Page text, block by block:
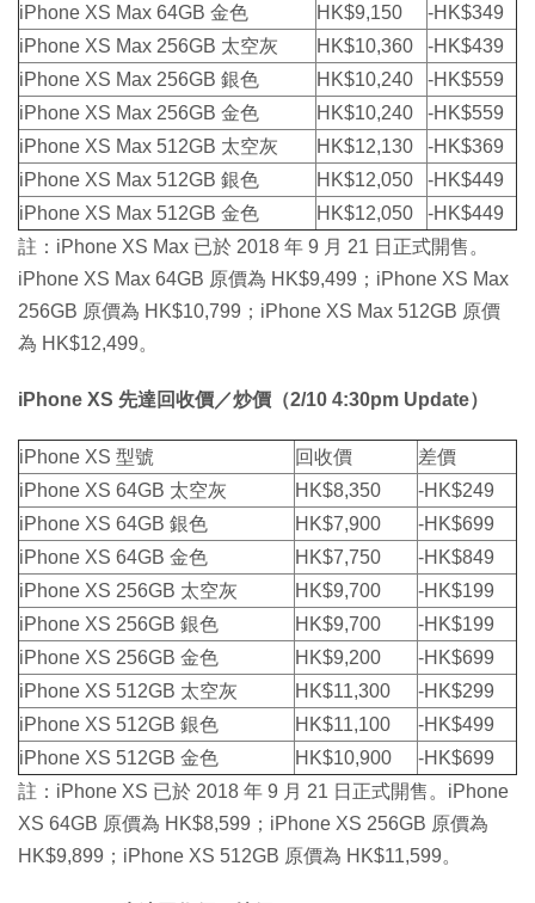
iPhone XS Max 64GB 金色
HK$9,150
-HK$349
iPhone XS Max 256GB 太空灰
HK$10,360
-HK$439
iPhone XS Max 256GB 銀色
HK$10,240
-HK$559
iPhone XS Max 256GB 金色
HK$10,240
-HK$559
iPhone XS Max 512GB 太空灰
HK$12,130
-HK$369
iPhone XS Max 512GB 銀色
HK$12,050
-HK$449
iPhone XS Max 512GB 金色
HK$12,050
-HK$449
註：iPhone XS Max 已於 2018 年 9 月 21 日正式開售。
iPhone XS Max 64GB 原價為 HK$9,499；iPhone XS Max
256GB 原價為 HK$10,799；iPhone XS Max 512GB 原價
為 HK$12,499。
iPhone XS 先達回收價／炒價（2/10 4:30pm Update）
iPhone XS 型號 回收價
差價
iPhone XS 64GB 太空灰
HK$8,350
-HK$249
iPhone XS 64GB 銀色
HK$7,900
-HK$699
iPhone XS 64GB 金色
HK$7,750
-HK$849
iPhone XS 256GB 太空灰
HK$9,700
-HK$199
iPhone XS 256GB 銀色
HK$9,700
-HK$199
iPhone XS 256GB 金色
HK$9,200
-HK$699
iPhone XS 512GB 太空灰
HK$11,300
-HK$299
iPhone XS 512GB 銀色
HK$11,100
-HK$499
iPhone XS 512GB 金色
HK$10,900
-HK$699
註：iPhone XS 已於 2018 年 9 月 21 日正式開售。iPhone
XS 64GB 原價為 HK$8,599；iPhone XS 256GB 原價為
HK$9,899；iPhone XS 512GB 原價為 HK$11,599。